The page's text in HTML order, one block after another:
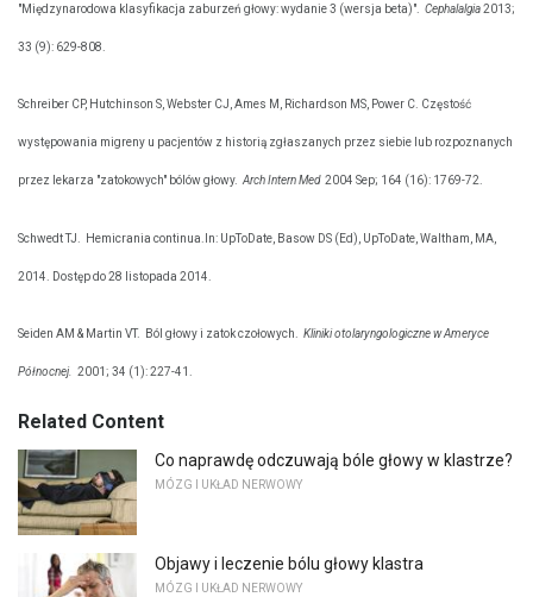
"Międzynarodowa klasyfikacja zaburzeń głowy: wydanie 3 (wersja beta)". Cephalalgia2013;
33 (9): 629-808.
Schreiber CP, Hutchinson S, Webster CJ, Ames M, Richardson MS, Power C. Częstość
występowania migreny u pacjentów z historią zgłaszanych przez siebie lub rozpoznanych
przez lekarza "zatokowych" bólów głowy. Arch Intern Med 2004 Sep; 164 (16): 1769-72.
Schwedt TJ. Hemicrania continua.In: UpToDate, Basow DS (Ed), UpToDate, Waltham, MA,
2014. Dostęp do 28 listopada 2014.
Seiden AM & Martin VT. Ból głowy i zatok czołowych. Kliniki otolaryngologiczne w Ameryce
Północnej. 2001; 34 (1): 227-41.
Related Content
Co naprawdę odczuwają bóle głowy w klastrze?
MÓZG I UKŁAD NERWOWY
Objawy i leczenie bólu głowy klastra
MÓZG I UKŁAD NERWOWY